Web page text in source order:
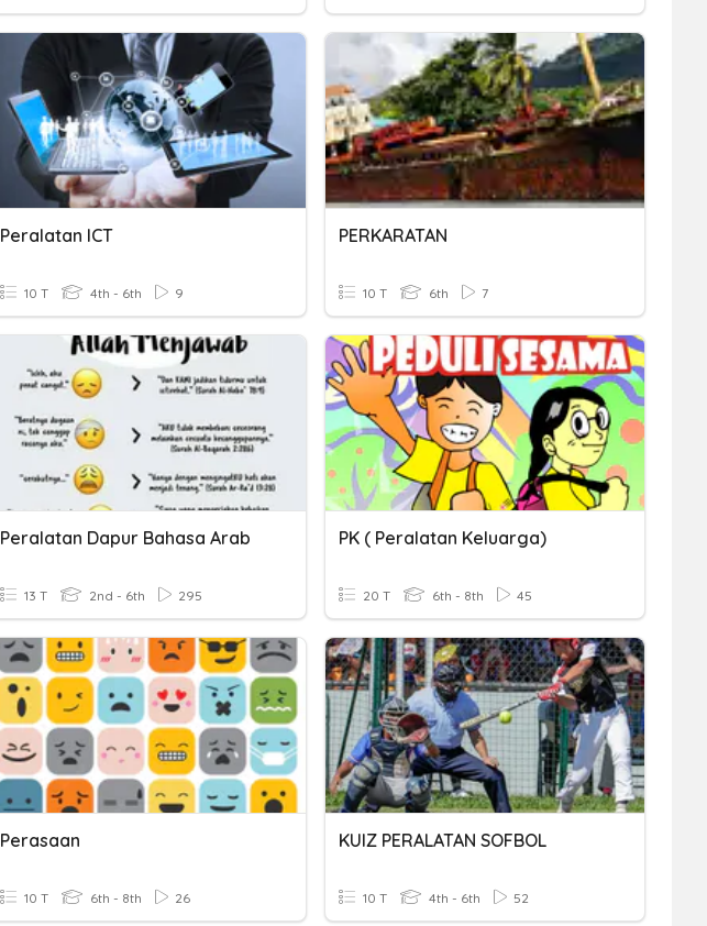
Peralatan ICT
10 T 4th - 6th 9
PERKARATAN
10 T 6th 7
Peralatan Dapur Bahasa Arab
13 T 2nd - 6th 295
PK ( Peralatan Keluarga)
20 T 6th - 8th 45
Perasaan
10 T 6th - 8th 26
KUIZ PERALATAN SOFBOL
10 T 4th - 6th 52